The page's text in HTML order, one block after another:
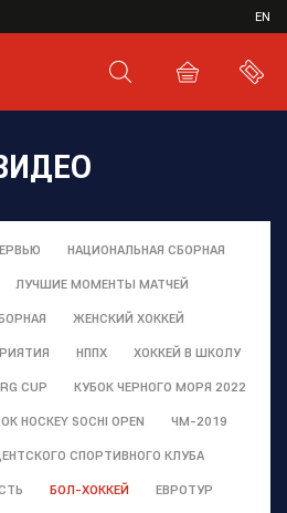
EN
НАЦИОНАЛЬНАЯ СБОРНАЯ
ЛУЧШИЕ МОМЕНТЫ МАТЧЕЙ
ЖЕНСКИЙ ХОККЕЙ
НППХ ХОККЕЙ В ШКОЛУ
CUP КУБОК ЧЕРНОГО МОРЯ 2022
HOCKEY SOCHI OPEN ЧМ-2019
СПОРТИВНОГО КЛУБА
БОЛ-ХОККЕЙ ЕВРОТУР